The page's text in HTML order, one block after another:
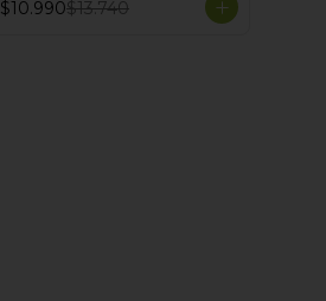
Garden!
$10.990$13.740